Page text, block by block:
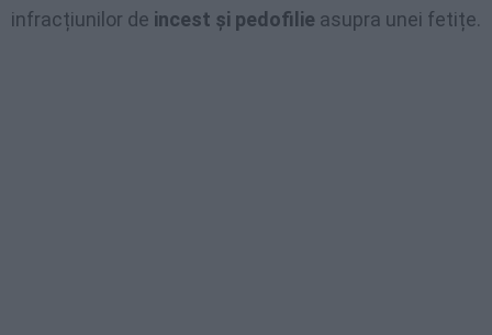
infracțiunilor de incest și pedofilie asupra unei fetițe.